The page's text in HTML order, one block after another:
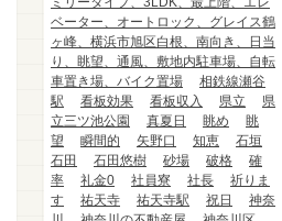
ベーター、オートロック、グレイス鶴
ヶ峰、横浜市旭区白根、南向き、日当
り、眺望、通風、敷地内駐車場、自転
車置き場、バイク置場
相鉄線瀬谷
駅
看板効果 看板収入 県立
県
立三ツ池公園
真夏日 眺め
眺
望
瞬間的 矢野口 知恵
石垣
石田
石田悠樹 砂場 破格
確
率
礼金0 社員寮 社長
祈りま
す
祐天寺 祐天寺駅 祝日
神奈